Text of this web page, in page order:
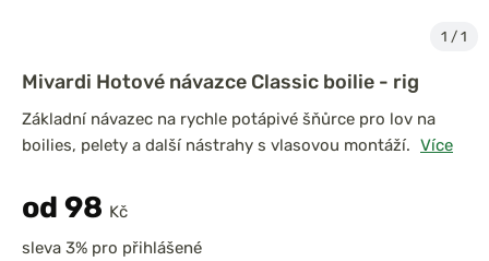
1 / 1
Mivardi Hotové návazce Classic boilie - rig
Základní návazec na rychle potápivé šňůrce pro lov na
boilies, pelety a další nástrahy s vlasovou montáží. Více
od 98 Kč
sleva 3% pro přihlášené